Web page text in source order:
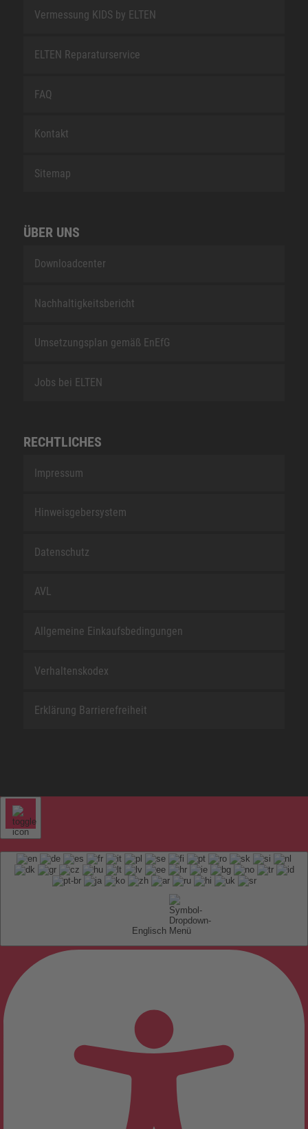
Vermessung KIDS by ELTEN
ELTEN Reparaturservice
FAQ
Kontakt
Sitemap
ÜBER UNS
Downloadcenter
Nachhaltigkeitsbericht
Umsetzungsplan gemäß EnEfG
Jobs bei ELTEN
RECHTLICHES
Impressum
Hinweisgebersystem
Datenschutz
AVL
Allgemeine Einkaufsbedingungen
Verhaltenskodex
Erklärung Barrierefreiheit
Englisch